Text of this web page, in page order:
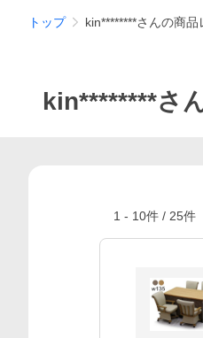
トップ kin********さんの商品
kin********さ
1 - 10件 / 25件